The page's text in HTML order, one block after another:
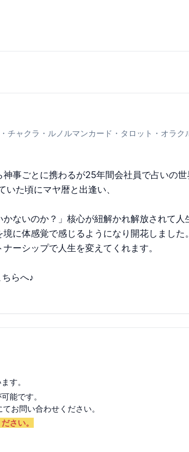
チャクラ・ルノルマンカード・タロット・オラ
事ごとに携わるが25年間会社員で占いの
た頃にマヤ暦と出逢い、
かないのか？」核心が紐解かれ解放されて
に体感覚で感じるようになり開花しました
ーシップで人生を変えてくれます。
らへ♪
す。
可能です。
お問い合わせください。
さい。